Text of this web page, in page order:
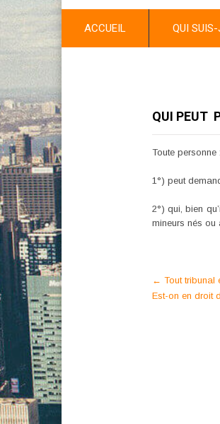
ACCUEIL QUI
QUI PEUT
Toute personne :
1°) peut
2°) qui, bien
mineurs nés ou
Post
← Tout tribunal
Est-on en droit